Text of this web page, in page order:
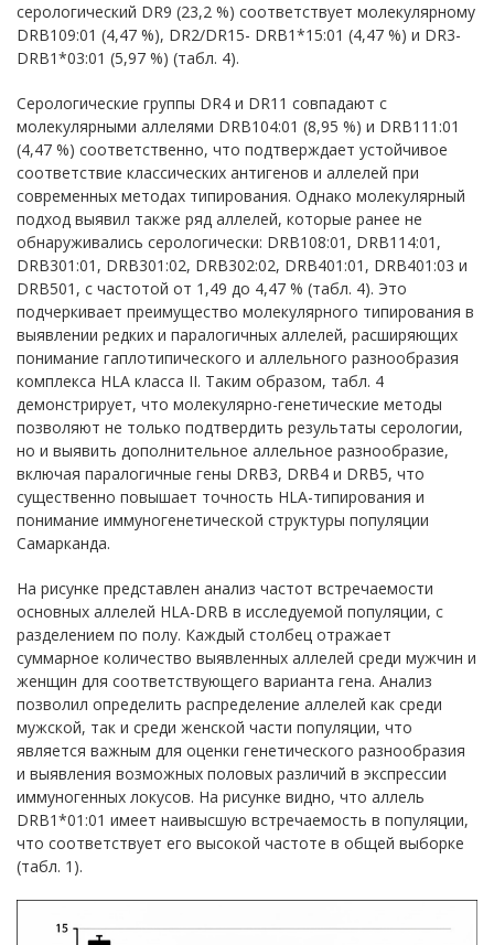
серологический DR9 (23,2 %) соответствует молекулярному
DRB109:01 (4,47 %), DR2/DR15- DRB1*15:01 (4,47 %) и DR3-
DRB1*03:01 (5,97 %) (табл. 4).
Серологические группы DR4 и DR11 совпадают с
молекулярными аллелями DRB104:01 (8,95 %) и DRB111:01
(4,47 %) соответственно, что подтверждает устойчивое
соответствие классических антигенов и аллелей при
современных методах типирования. Однако молекулярный
подход выявил также ряд аллелей, которые ранее не
обнаруживались серологически: DRB108:01, DRB114:01,
DRB301:01, DRB301:02, DRB302:02, DRB401:01, DRB401:03 и
DRB501, с частотой от 1,49 до 4,47 % (табл. 4). Это
подчеркивает преимущество молекулярного типирования в
выявлении редких и паралогичных аллелей, расширяющих
понимание гаплотипического и аллельного разнообразия
комплекса HLA класса II. Таким образом, табл. 4
демонстрирует, что молекулярно-генетические методы
позволяют не только подтвердить результаты серологии,
но и выявить дополнительное аллельное разнообразие,
включая паралогичные гены DRB3, DRB4 и DRB5, что
существенно повышает точность HLA-типирования и
понимание иммуногенетической структуры популяции
Самарканда.
На рисунке представлен анализ частот встречаемости
основных аллелей HLA-DRB в исследуемой популяции, с
разделением по полу. Каждый столбец отражает
суммарное количество выявленных аллелей среди мужчин и
женщин для соответствующего варианта гена. Анализ
позволил определить распределение аллелей как среди
мужской, так и среди женской части популяции, что
является важным для оценки генетического разнообразия
и выявления возможных половых различий в экспрессии
иммуногенных локусов. На рисунке видно, что аллель
DRB1*01:01 имеет наивысшую встречаемость в популяции,
что соответствует его высокой частоте в общей выборке
(табл. 1).